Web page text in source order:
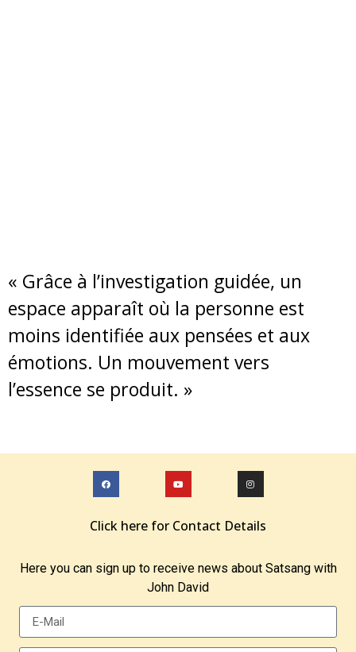
« Grâce à l’investigation guidée, un
espace apparaît où la personne est
moins identifiée aux pensées et aux
émotions. Un mouvement vers
l’essence se produit. »
Click here for Contact Details
Here you can sign up to receive news about Satsang with
John David